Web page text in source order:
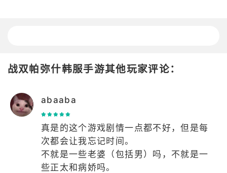
战双帕弥什韩服手游其他玩家评论：
abaaba
真是的这个游戏剧情一点都不好，但是每
次都会让我忘记时间。
不就是一些老婆（包括男）吗，不就是一
些正太和病娇吗。